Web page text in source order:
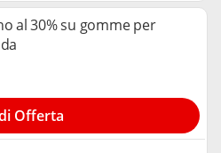
al 30% su gomme per
Offerta